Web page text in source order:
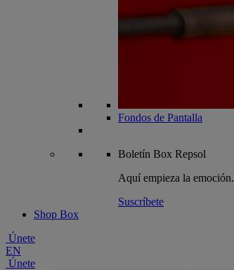
Fondos de Pantalla
Boletín Box Repsol
Aquí empieza la emoción.
Suscríbete
Shop Box
Únete
EN
Únete